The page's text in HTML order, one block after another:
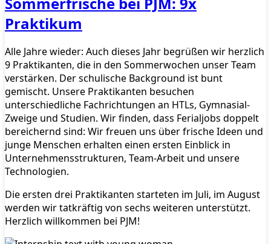
Praktikum
Alle Jahre wieder: Auch dieses Jahr begrüßen wir herzlich
9 Praktikanten, die in den Sommerwochen unser Team
verstärken. Der schulische Background ist bunt
gemischt. Unsere Praktikanten besuchen
unterschiedliche Fachrichtungen an HTLs, Gymnasial-
Zweige und Studien. Wir finden, dass Ferialjobs doppelt
bereichernd sind: Wir freuen uns über frische Ideen und
junge Menschen erhalten einen ersten Einblick in
Unternehmensstrukturen, Team-Arbeit und unsere
Technologien.
Die ersten drei Praktikanten starteten im Juli, im August
werden wir tatkräftig von sechs weiteren unterstützt.
Herzlich willkommen bei PJM!